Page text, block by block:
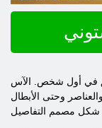
في أول شخص. الآس
وحتى الأبطال